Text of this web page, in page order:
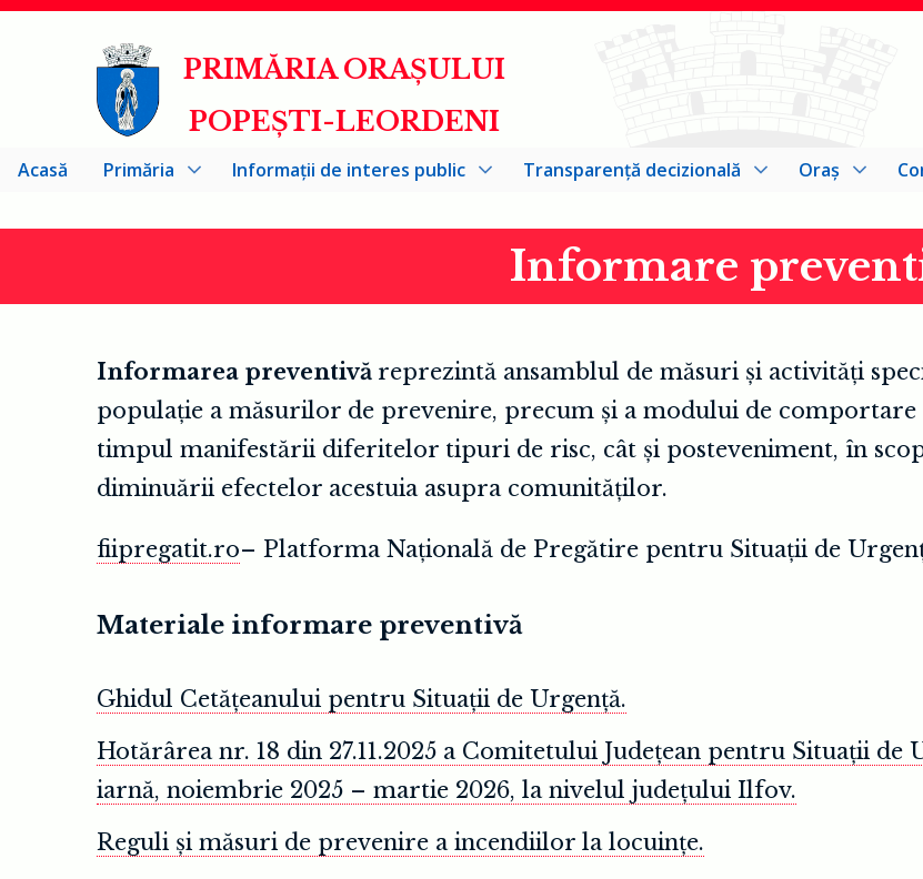
conţinutul
PRIMĂRIA ORAȘULUI
POPEȘTI-LEORDENI
Acasă Primăria Informații de interes public Transparență decizională Oraș
Informare
Informarea preventivă reprezintă ansamblul de măsuri și activități
populație a măsurilor de prevenire, precum și a modului de
timpul manifestării diferitelor tipuri de risc, cât și posteveniment, în
diminuării efectelor acestuia asupra comunităților.
fiipregatit.ro– Platforma Națională de Pregătire pentru Situații de
Materiale informare preventivă
Ghidul Cetățeanului pentru Situații de Urgență.
Hotărârea nr. 18 din 27.11.2025 a Comitetului Județean pentru Situații
iarnă, noiembrie 2025 – martie 2026, la nivelul județului Ilfov.
Reguli și măsuri de prevenire a incendiilor la locuințe.